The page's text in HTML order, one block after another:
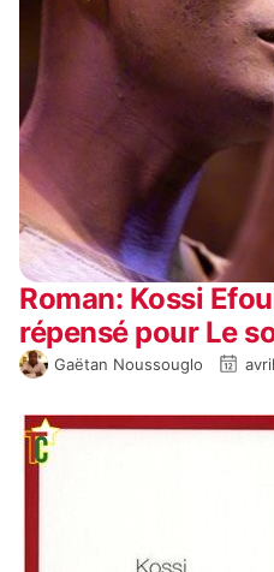
Roman: Kossi
répensé pour Le
Gaëtan Noussouglo